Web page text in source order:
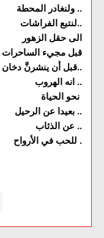
ولنغادر المحطة ..
لنتبع الفراشات..
الى حقل الزهور
قبل مجيء الساحرات
قبل أن ينشرنَّ دخان عبثهنَّ..
انه الهروب ..
بعيدا عن الرحيل ..
عن الذئاب ..
للحب في الأرواح .